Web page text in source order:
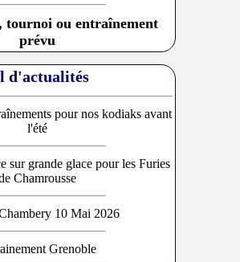
tournoi ou entraînement
prévu
d'actualités
pour nos kodiaks avant
l'été
sur grande glace pour les Furies
Chamrousse
10 Mai 2026
Grenoble